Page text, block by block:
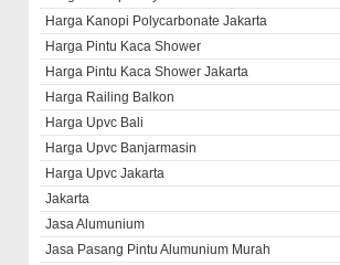
Harga Kanopi Polycarbonate Jakarta
Harga Pintu Kaca Shower
Harga Pintu Kaca Shower Jakarta
Harga Railing Balkon
Harga Upvc Bali
Harga Upvc Banjarmasin
Harga Upvc Jakarta
Jakarta
Jasa Alumunium
Jasa Pasang Pintu Alumunium Murah